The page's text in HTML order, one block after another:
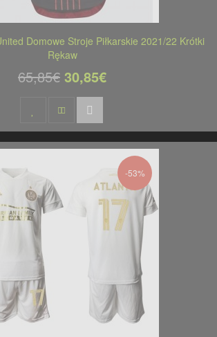
Domowe Stroje Piłkarskie 2021/22 Krótki
Rękaw
65,85€ 30,85€
-53%